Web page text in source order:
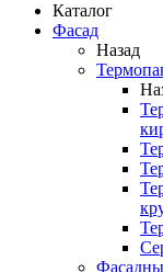
Каталог
Фасад
Назад